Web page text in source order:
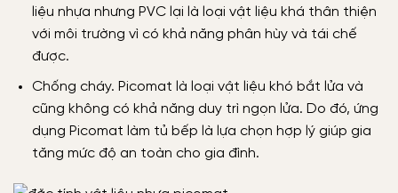
liệu nhựa nhưng PVC lại là loại vật liệu khá thân thiện
với môi trường vì có khả năng phân hùy và tái chế
được.
Chống cháy. Picomat là loại vật liệu khó bắt lửa và
cũng không có khả năng duy trì ngọn lửa. Do đó, ứng
dụng Picomat làm tủ bếp là lựa chọn hợp lý giúp gia
tăng mức độ an toàn cho gia đình.